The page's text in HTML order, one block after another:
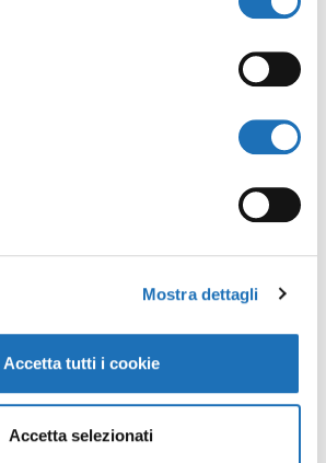
Mostra dettagli
Accetta tutti i cookie
Accetta selezionati